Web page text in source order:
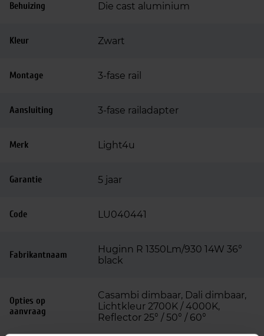
Behuizing Die cast aluminium
Kleur Zwart
Montage 3-fase rail
Aansluiting 3-fase railadapter
Merk Light4u
Garantie 5 jaar
Code LU040441
Fabrikantnaam
Huginn R 1350Lm/930 14W 36°
black
Opties op
aanvraag
Casambi dimbaar, Dali dimbaar,
Lichtkleur 2700K / 4000K,
Reflector 25° / 50° / 60°